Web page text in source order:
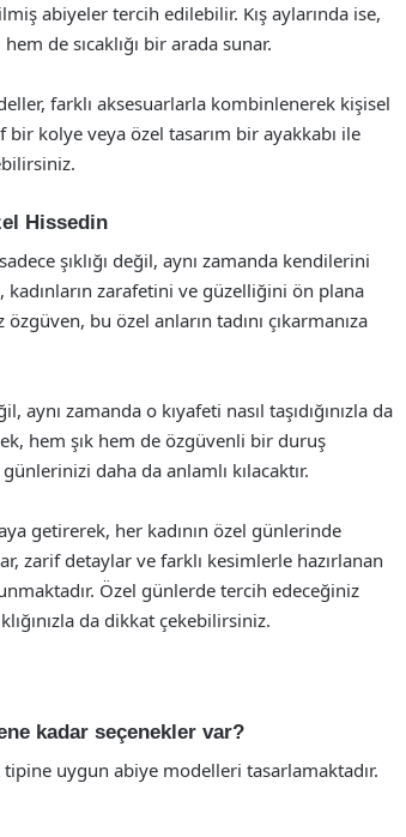
abiyeler tercih edilebilir. Kış aylarında ise,
de sıcaklığı bir arada sunar.
farklı aksesuarlarla kombinlenerek kişisel
bir kolye veya özel tasarım bir ayakkabı ile
Hissedin
şıklığı değil, aynı zamanda kendilerini
zarafetini ve güzelliğini ön plana
bu özel anların tadını çıkarmanıza
zamanda o kıyafeti nasıl taşıdığınızla da
hem şık hem de özgüvenli bir duruş
daha da anlamlı kılacaktır.
getirerek, her kadının özel günlerinde
zarif detaylar ve farklı kesimlerle hazırlanan
Özel günlerde tercih edeceğiniz
da dikkat çekebilirsiniz.
kadar seçenekler var?
uygun abiye modelleri tasarlamaktadır.